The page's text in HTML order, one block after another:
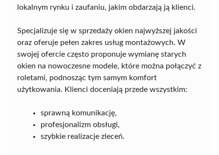
lokalnym rynku i zaufaniu, jakim obdarzają ją klienci.
Specjalizuje się w sprzedaży okien najwyższej jakości
oraz oferuje pełen zakres usług montażowych. W
swojej ofercie często proponuje wymianę starych
okien na nowoczesne modele, które można połączyć z
roletami, podnosząc tym samym komfort
użytkowania. Klienci doceniają przede wszystkim:
sprawną komunikację,
profesjonalizm obsługi,
szybkie realizacje zleceń.